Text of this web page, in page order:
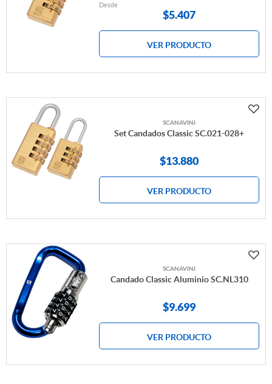
Desde
$5.407
VER PRODUCTO
SCANAVINI
Set Candados Classic SC.021-028+
$13.880
VER PRODUCTO
SCANAVINI
Candado Classic Aluminio SC.NL310
$9.699
VER PRODUCTO